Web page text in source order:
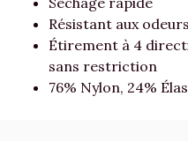
Résistant aux odeurs
Étirement à 4
sans restriction
76% Nylon, 24%